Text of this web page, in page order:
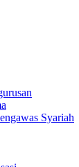
Syariah